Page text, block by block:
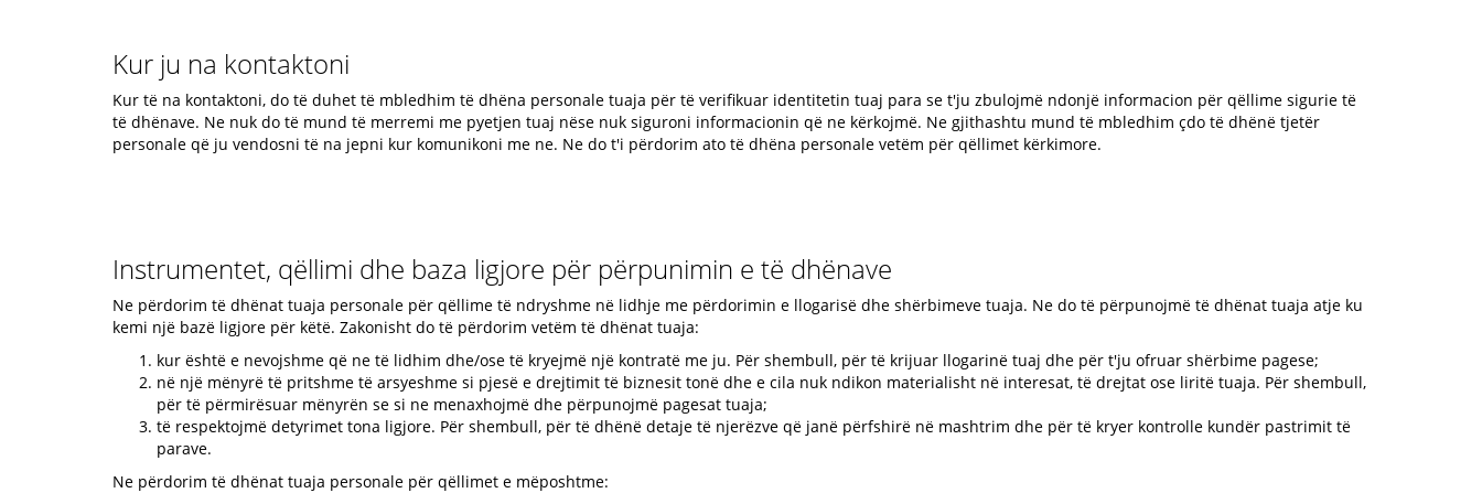
Kur ju na kontaktoni
Kur të na kontaktoni, do të duhet të mbledhim të dhëna personale tuaja për të verifikuar identitetin tuaj para se t'ju zbulojmë ndonjë informacion për qëllime sigurie të
të dhënave. Ne nuk do të mund të merremi me pyetjen tuaj nëse nuk siguroni informacionin që ne kërkojmë. Ne gjithashtu mund të mbledhim çdo të dhënë tjetër
personale që ju vendosni të na jepni kur komunikoni me ne. Ne do t'i përdorim ato të dhëna personale vetëm për qëllimet kërkimore.
Instrumentet, qëllimi dhe baza ligjore për përpunimin e të dhënave
Ne përdorim të dhënat tuaja personale për qëllime të ndryshme në lidhje me përdorimin e llogarisë dhe shërbimeve tuaja. Ne do të përpunojmë të dhënat tuaja atje ku
kemi një bazë ligjore për këtë. Zakonisht do të përdorim vetëm të dhënat tuaja:
kur është e nevojshme që ne të lidhim dhe/ose të kryejmë një kontratë me ju. Për shembull, për të krijuar llogarinë tuaj dhe për t'ju ofruar shërbime pagese;
në një mënyrë të pritshme të arsyeshme si pjesë e drejtimit të biznesit tonë dhe e cila nuk ndikon materialisht në interesat, të drejtat ose liritë tuaja. Për shembull,
për të përmirësuar mënyrën se si ne menaxhojmë dhe përpunojmë pagesat tuaja;
të respektojmë detyrimet tona ligjore. Për shembull, për të dhënë detaje të njerëzve që janë përfshirë në mashtrim dhe për të kryer kontrolle kundër pastrimit të
parave.
Ne përdorim të dhënat tuaja personale për qëllimet e mëposhtme: